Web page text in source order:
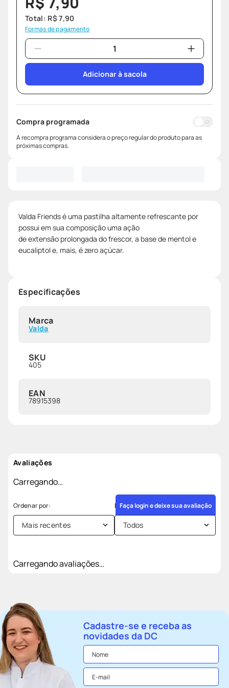
Total: R$ 7,90
Formas de pagamento
Adicionar à sacola
Compra programada
A recompra programa considera o preço regular do produto para as
próximas compras.
Valda Friends é uma pastilha altamente refrescante por
possui em sua composição uma ação
de extensão prolongada do frescor, a base de mentol e
eucaliptol e, mais, é zero açúcar.
Especificações
Marca
Valda
SKU
405
EAN
78915398
Avaliações
Carregando…
Faça login e deixe sua avaliação
Mais recentes Todos
Carregando avaliações…
Cadastre-se e receba as
novidades da DC